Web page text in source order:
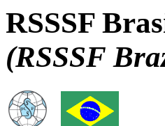
RSSSF
(RSSSF